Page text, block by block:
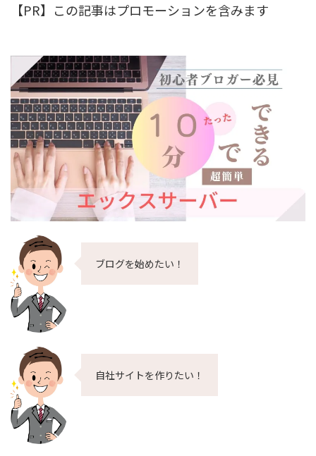
【PR】この記事はプロモーションを含みます
ブログを始めたい！
自社サイトを作りたい！